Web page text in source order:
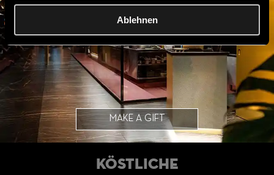
Ablehnen
MAKE A GIFT
Köstliche